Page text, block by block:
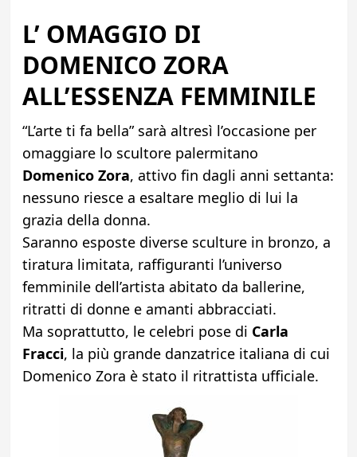
L’ OMAGGIO DI
DOMENICO ZORA
ALL’ESSENZA FEMMINILE
“L’arte ti fa bella” sarà altresì l’occasione per
omaggiare lo scultore palermitano
Domenico Zora, attivo fin dagli anni settanta:
nessuno riesce a esaltare meglio di lui la
grazia della donna.
Saranno esposte diverse sculture in bronzo, a
tiratura limitata, raffiguranti l’universo
femminile dell’artista abitato da ballerine,
ritratti di donne e amanti abbracciati.
Ma soprattutto, le celebri pose di Carla
Fracci, la più grande danzatrice italiana di cui
Domenico Zora è stato il ritrattista ufficiale.